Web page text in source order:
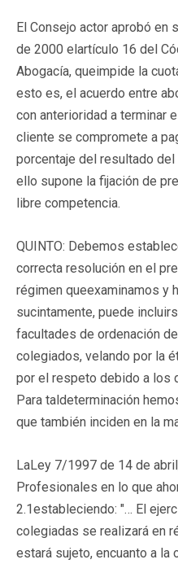
El Consejo actor aprobó en
de 2000 elartículo 16 del
Abogacía, queimpide la
esto es, el acuerdo entre
con anterioridad a terminar
cliente se compromete a
porcentaje del resultado del
ello supone la fijación de
libre competencia.
QUINTO: Debemos
correcta resolución en el
régimen queexaminamos y
sucintamente, puede
facultades de ordenación
colegiados, velando por la
por el respeto debido a los
Para taldeterminación
que también inciden en la
LaLey 7/1997 de 14 de
Profesionales en lo que
2.1estableciendo: "… El
colegiadas se realizará en
estará sujeto, encuanto a